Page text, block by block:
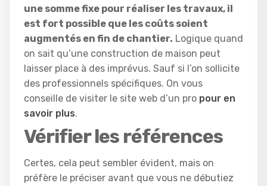
une somme fixe pour réaliser les travaux, il
est fort possible que les coûts soient
augmentés en fin de chantier. Logique quand
on sait qu’une construction de maison peut
laisser place à des imprévus. Sauf si l’on sollicite
des professionnels spécifiques. On vous
conseille de visiter le site web d’un pro pour en
savoir plus.
Vérifier les références
Certes, cela peut sembler évident, mais on
préfère le préciser avant que vous ne débutiez